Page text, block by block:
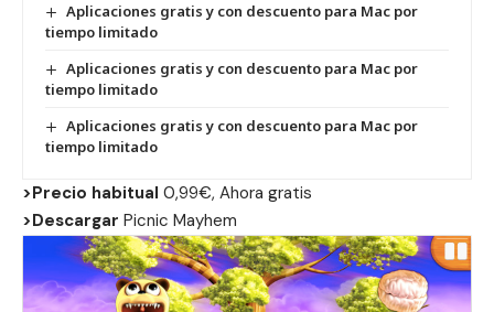
Aplicaciones gratis y con descuento para Mac por
tiempo limitado
Aplicaciones gratis y con descuento para Mac por
tiempo limitado
Aplicaciones gratis y con descuento para Mac por
tiempo limitado
>Precio habitual 0,99€, Ahora gratis
>Descargar Picnic Mayhem